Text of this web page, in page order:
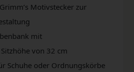
Motivstecker zur
mit
von 32 cm
Schuhe oder Ordnungskörbe